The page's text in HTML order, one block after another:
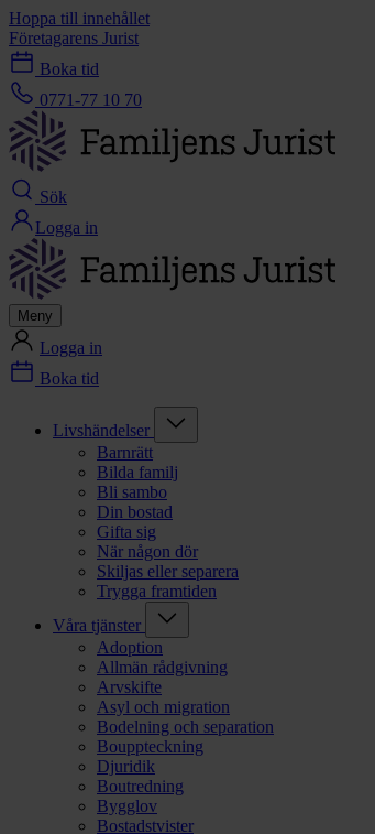
Hoppa till innehållet
Företagarens Jurist
Boka tid
0771-77 10 70
Sök
Logga in
Meny
Logga in
Boka tid
Livshändelser
Barnrätt
Bilda familj
Bli sambo
Din bostad
Gifta sig
När någon dör
Skiljas eller separera
Trygga framtiden
Våra tjänster
Adoption
Allmän rådgivning
Arvskifte
Asyl och migration
Bodelning och separation
Bouppteckning
Djuridik
Boutredning
Bygglov
Bostadstvister